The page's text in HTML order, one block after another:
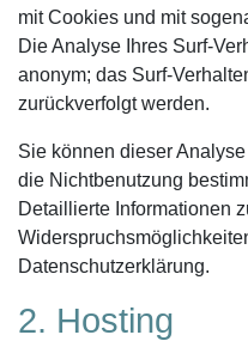
mit Cookies und mit
Die Analyse Ihres Surf-
anonym; das Surf-
zurückverfolgt werden.
Sie können dieser
die Nichtbenutzung
Detaillierte Informationen
Datenschutzerklärung.
2. Hosting